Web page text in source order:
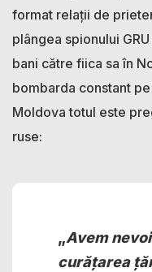
format relații de
plângea spionului
bani către fiica sa în
bombarda constant
Moldova totul este
ruse:
„Avem
curățarea